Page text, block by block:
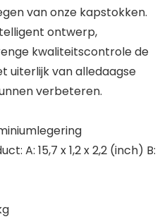
van onze kapstokken.
ontwerp,
kwaliteitscontrole de
uiterlijk van alledaagse
verbeteren.
A: 15,7 x 1,2 x 2,2 (inch) B: